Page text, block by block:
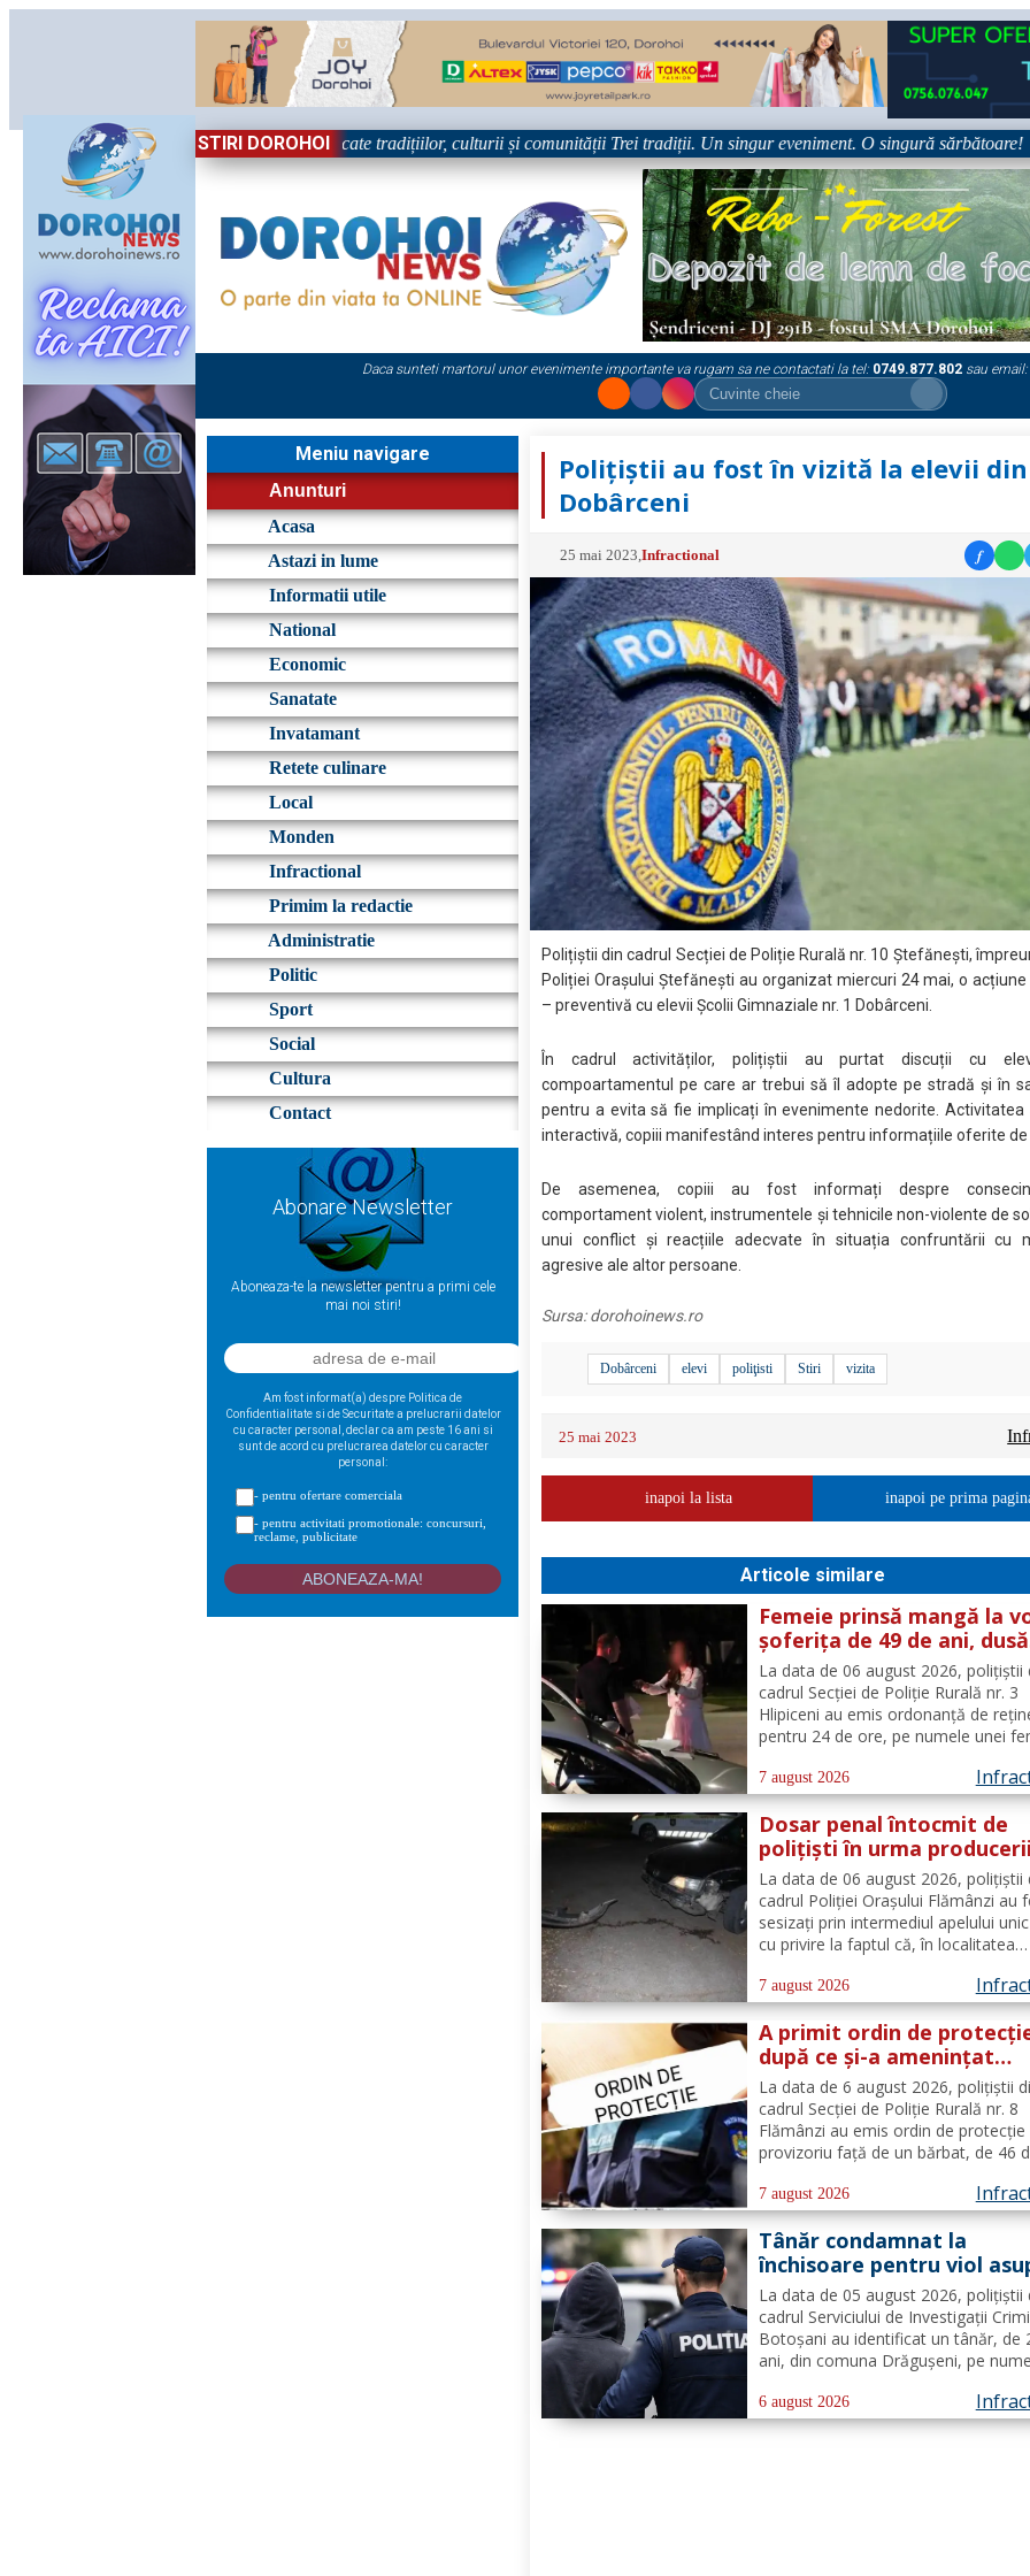
STIRI DOROHOI
în Sărbătoare!” – trei zile dedicate tradițiilor, culturii și comunității Trei tradiții. Un singur eveniment. O singură sărbătoare! •
Daca sunteti martorul unor evenimente importante va rugam sa ne contactati la tel: 0749.877.802 sau email:
Meniu navigare
Anunturi
Acasa
Astazi in lume
Informatii utile
National
Economic
Sanatate
Invatamant
Retete culinare
Local
Monden
Infractional
Primim la redactie
Administratie
Politic
Sport
Social
Cultura
Contact
Abonare Newsletter
Aboneaza-te la newsletter pentru a primi cele
mai noi stiri!
Am fost informat(a) despre Politica de
Confidentialitate si de Securitate a prelucrarii datelor
cu caracter personal, declar ca am peste 16 ani si
sunt de acord cu prelucrarea datelor cu caracter
personal:
- pentru ofertare comerciala
- pentru activitati promotionale: concursuri,
reclame, publicitate
Polițiștii au fost în vizită la elevii din
Dobârceni
25 mai 2023 ,Infractional f
Polițiștii din cadrul Secției de Poliție Rurală nr. 10 Ștefănești,
Poliției Orașului Ștefănești au organizat miercuri 24 mai, o
– preventivă cu elevii Școlii Gimnaziale nr. 1 Dobârceni.
În cadrul activităților, polițiștii au purtat discuții cu
compoartamentul pe care ar trebui să îl adopte pe stradă și în
pentru a evita să fie implicați în evenimente nedorite.
interactivă, copiii manifestând interes pentru informațiile oferite de
De asemenea, copiii au fost informați despre
comportament violent, instrumentele și tehnicile non-violente de
unui conflict și reacțiile adecvate în situația confruntării cu
agresive ale altor persoane.
Sursa:dorohoinews.ro
Dobârceni elevi poliţisti Stiri vizita
25 mai 2023
inapoi la lista inapoi pe prima
Articole similare
Femeie prinsă mangă la
șoferița de 49 de ani, dusă
direct în arest
La data de 06 august 2026, polițiștii
cadrul Secției de Poliție Rurală nr. 3
Hlipiceni au emis ordonanță de
pentru 24 de ore, pe numele unei
cercetată pentru comiterea
conducerea unui vehicul sub
alcoolului. În urma...
7 august 2026
Dosar penal întocmit de
polițiști în urma producerii
unui accidenr. Un șofer
lovit un cap de pod
La data de 06 august 2026, polițiștii
cadrul Poliției Orașului Flămânzi au
sesizați prin intermediul apelului
cu privire la faptul că, în localitatea
Din verificări a reieșit faptul că, în
se deplasa pe strada Tulburea din
7 august 2026
A primit ordin de
după ce și-a amenințat
partenera printr-o
de mesagerie
La data de 6 august 2026, polițiștii
cadrul Secției de Poliție Rurală nr. 8
Flămânzi au emis ordin de protecție
provizoriu față de un bărbat, de 46
teritoriul altui stat, și-ar fi amenințat
partenera, prin intermediul unor
transmise...
7 august 2026
Tânăr condamnat la
închisoare pentru viol
unui minor și pornografie
infantilă, identificat de
polițiști
La data de 05 august 2026, polițiștii
cadrul Serviciului de Investigații
Botoșani au identificat un tânăr, de
ani, din comuna Drăgușeni, pe
mandat de executare a pedepsei cu
închisoarea. Tânărul a fost
6 august 2026